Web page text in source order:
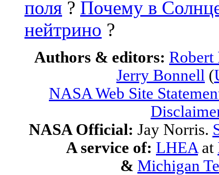
поля ? Почему в
нейтрино ?
Authors & editors:
Jerry Bonnell (
NASA Web Site
NASA Official: Jay Norris.
A service of: LHEA at
& Michigan